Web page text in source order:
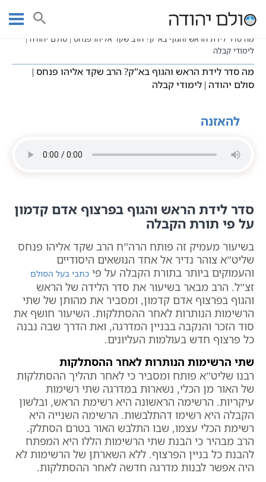
content
עמוד ראשי
שיעורי קבלה כתבי אשלג
חסידות כללי
מה סדר לידת הראש והגוף בא”ק? הרב שקד אליהו פנחס | סולם יהודה |
לימודי קבלה
מה סדר לידת הראש והגוף בא”ק? הרב שקד אליהו פנחס |
סולם יהודה | לימודי קבלה
להאזנה
סדר לידת הראש והגוף בפרצוף אדם קדמון
על פי תורת הקבלה
בשיעור מעמיק זה פותח הרה”ח הרב שקד אליהו פנחס
שליט”א צוהר נדיר אל אחד הנושאים היסודיים
והעמוקים ביותר בתורת הקבלה על פי כתבי בעל הסולם
זצ”ל. הרב מבאר בשיעור את סדר הלידה של הראש
והגוף בפרצוף אדם קדמון, ומסביר את מהותן של שתי
הרשימות הנותרות לאחר ההסתלקות. השיעור חושף את
סוד הזכר והנקבה בבניין המדרגה, ואת הדרך שבה נבנה
כל פרצוף חדש בעולמות העליונים.
שתי הרשימות הנותרות לאחר ההסתלקות
רבנו שליט”א פותח ומסביר כי לאחר תהליך ההסתלקות
של האור מן הכלי, נשארות במדרגה שתי רשימות
עיקריות. הרשימה הראשונה היא רשימת הראש, ובלשון
הקבלה היא רשימו דהתלבשות. הרשימה השנייה היא
רשימת הכלי עצמו, שבו התלבש האור בטרם הסתלק.
הרב מבהיר כי הבנת שתי הרשימות הללו היא המפתח
להבנת כל בניין הפרצוף. ללא השארתן של הרשימות לא
היה אפשר לבנות מדרגה חדשה לאחר ההסתלקות.